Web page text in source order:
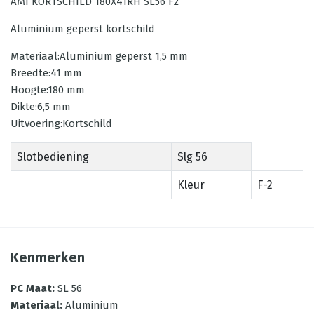
Aluminium geperst kortschild
Materiaal:Aluminium geperst 1,5 mm
Breedte:41 mm
Hoogte:180 mm
Dikte:6,5 mm
Uitvoering:Kortschild
Slotbediening Slg 56
Kleur F-2
Kenmerken
PC Maat: SL 56
Materiaal: Aluminium